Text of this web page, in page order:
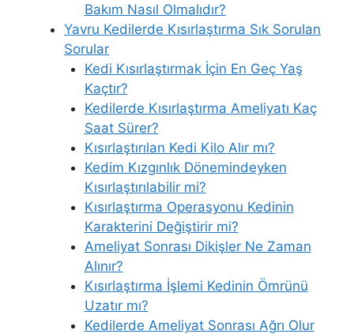
Bakım Nasıl Olmalıdır?
Yavru Kedilerde Kısırlaştırma Sık Sorulan
Sorular
Kedi Kısırlaştırmak İçin En Geç Yaş
Kaçtır?
Kedilerde Kısırlaştırma Ameliyatı Kaç
Saat Sürer?
Kısırlaştırılan Kedi Kilo Alır mı?
Kedim Kızgınlık Dönemindeyken
Kısırlaştırılabilir mi?
Kısırlaştırma Operasyonu Kedinin
Karakterini Değiştirir mi?
Ameliyat Sonrası Dikişler Ne Zaman
Alınır?
Kısırlaştırma İşlemi Kedinin Ömrünü
Uzatır mı?
Kedilerde Ameliyat Sonrası Ağrı Olur